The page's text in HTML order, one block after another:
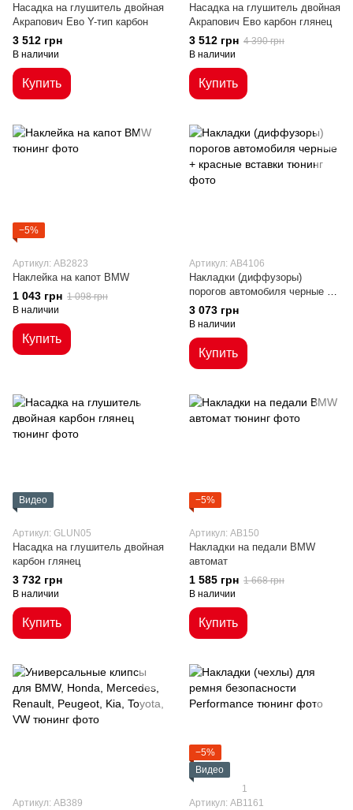
Насадка на глушитель двойная
Акрапович Ево Y-тип карбон
3 512 грн
В наличии
Купить
Насадка на глушитель двойная
Акрапович Ево карбон глянец
3 512 грн 4 390 грн
В наличии
Купить
−5%
Артикул: AB2823
Наклейка на капот BMW
1 043 грн 1 098 грн
В наличии
Купить
Артикул: AB4106
Накладки (диффузоры)
порогов автомобиля черные +
красные вставки
3 073 грн
В наличии
Купить
Видео
Артикул: GLUN05
Насадка на глушитель двойная
карбон глянец
3 732 грн
В наличии
Купить
−5%
Артикул: AB150
Накладки на педали BMW
автомат
1 585 грн 1 668 грн
В наличии
Купить
Артикул: AB389
−5%
Видео
1
Артикул: AB1161